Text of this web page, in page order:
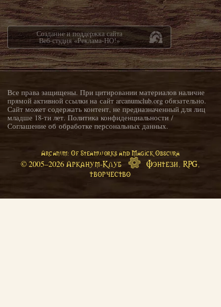
Создание и поддержка сайта
Веб-студия «Реклама-НО!»
Все права защищены. При цитировании материалов наличие
прямой активной ссылки на сайт arcanumclub.org обязательно.
Сайт может содержать контент, не предназначенный для лиц
младше 18-ти лет. Политика конфиденциальности /
Соглашение об обработке персональных данных.
Arcanum: Of Steamworks and Magick Obscura
© 2005–2026 Арканум-Клуб
Фэнтези, RPG,
творчество